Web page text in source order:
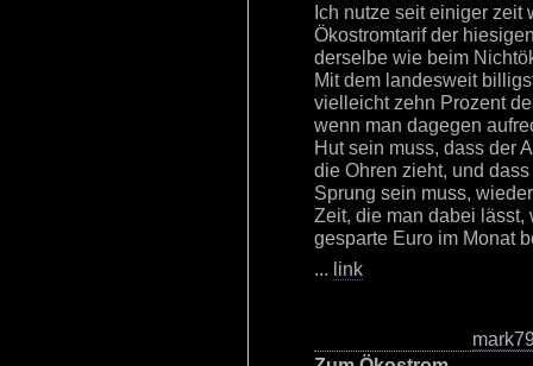
Ich nutze seit einiger
Ökostromtarif der
derselbe wie beim
Mit dem landesweit
vielleicht zehn Prozent
wenn man dagegen
Hut sein muss, dass der
die Ohren zieht, und
Sprung sein muss,
Zeit, die man dabei
gesparte Euro im Monat
... link